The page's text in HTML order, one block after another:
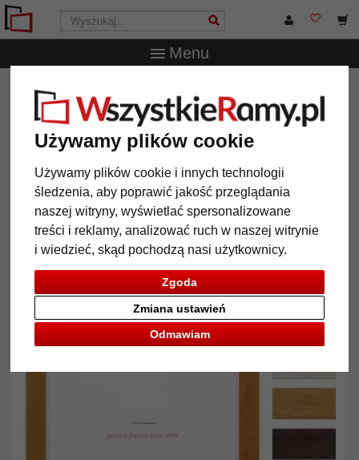
Używamy plików cookie
Używamy plików cookie i innych technologii
śledzenia, aby poprawić jakość przeglądania
naszej witryny, wyświetlać spersonalizowane
treści i reklamy, analizować ruch w naszej witrynie
i wiedzieć, skąd pochodzą nasi użytkownicy.
Zgoda
Odmawiam
Zmiana ustawień
Menu
WszystkieRamy.pl
Rama drewniana Calais na wymiar
Rama drewniana Calais na
wymiar